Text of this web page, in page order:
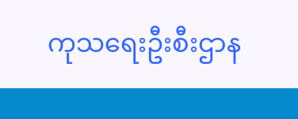
ကုသရေးဦးစီးဌာန